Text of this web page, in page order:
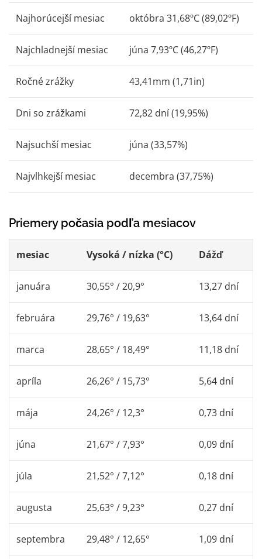
Najhorúcejší mesiac októbra 31,68ºC (89,02ºF)
Najchladnejší mesiac júna 7,93ºC (46,27ºF)
Ročné zrážky 43,41mm (1,71in)
Dni so zrážkami 72,82 dní (19,95%)
Najsuchší mesiac júna (33,57%)
Najvlhkejší mesiac decembra (37,75%)
Priemery počasia podľa mesiacov
mesiac Vysoká / nízka (°C) Dážď
januára 30,55° / 20,9° 13,27 dní
februára 29,76° / 19,63° 13,64 dní
marca 28,65° / 18,49° 11,18 dní
apríla 26,26° / 15,73° 5,64 dní
mája 24,26° / 12,3° 0,73 dní
júna 21,67° / 7,93° 0,09 dní
júla 21,52° / 7,12° 0,18 dní
augusta 25,63° / 9,23° 0,27 dní
septembra 29,48° / 12,65° 1,09 dní